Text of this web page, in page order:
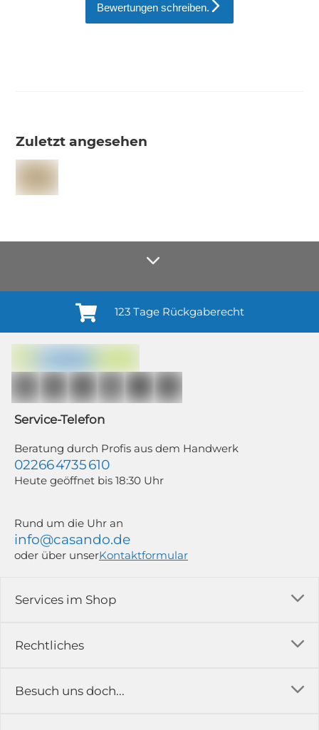
Bewertungen schreiben.
Zuletzt angesehen
Anmelden¹
casando (Holz-Richter GmbH) sowie zur Interessen-Analyse durch
Auswertung individueller Öffnungs- und Klickraten (dazu nutzen wir
jederzeit mit Wirkung für die Zukunft und ohne Angabe von Gründen
Weitere Informationen findest du in unserer Datenschutzerklärung.
123 Tage Rückgaberecht
Rechtliches
Impressum
Services im Shop
Versandkosten
Erfahrungsberichte & Bewertungen
Besuch uns doch...
Service-Telefon
Beratung durch Profis aus dem Handwerk
02266 4735 610
Heute geöffnet bis 18:30 Uhr
Rund um die Uhr an
info@casando.de
oder über unserKontaktformular